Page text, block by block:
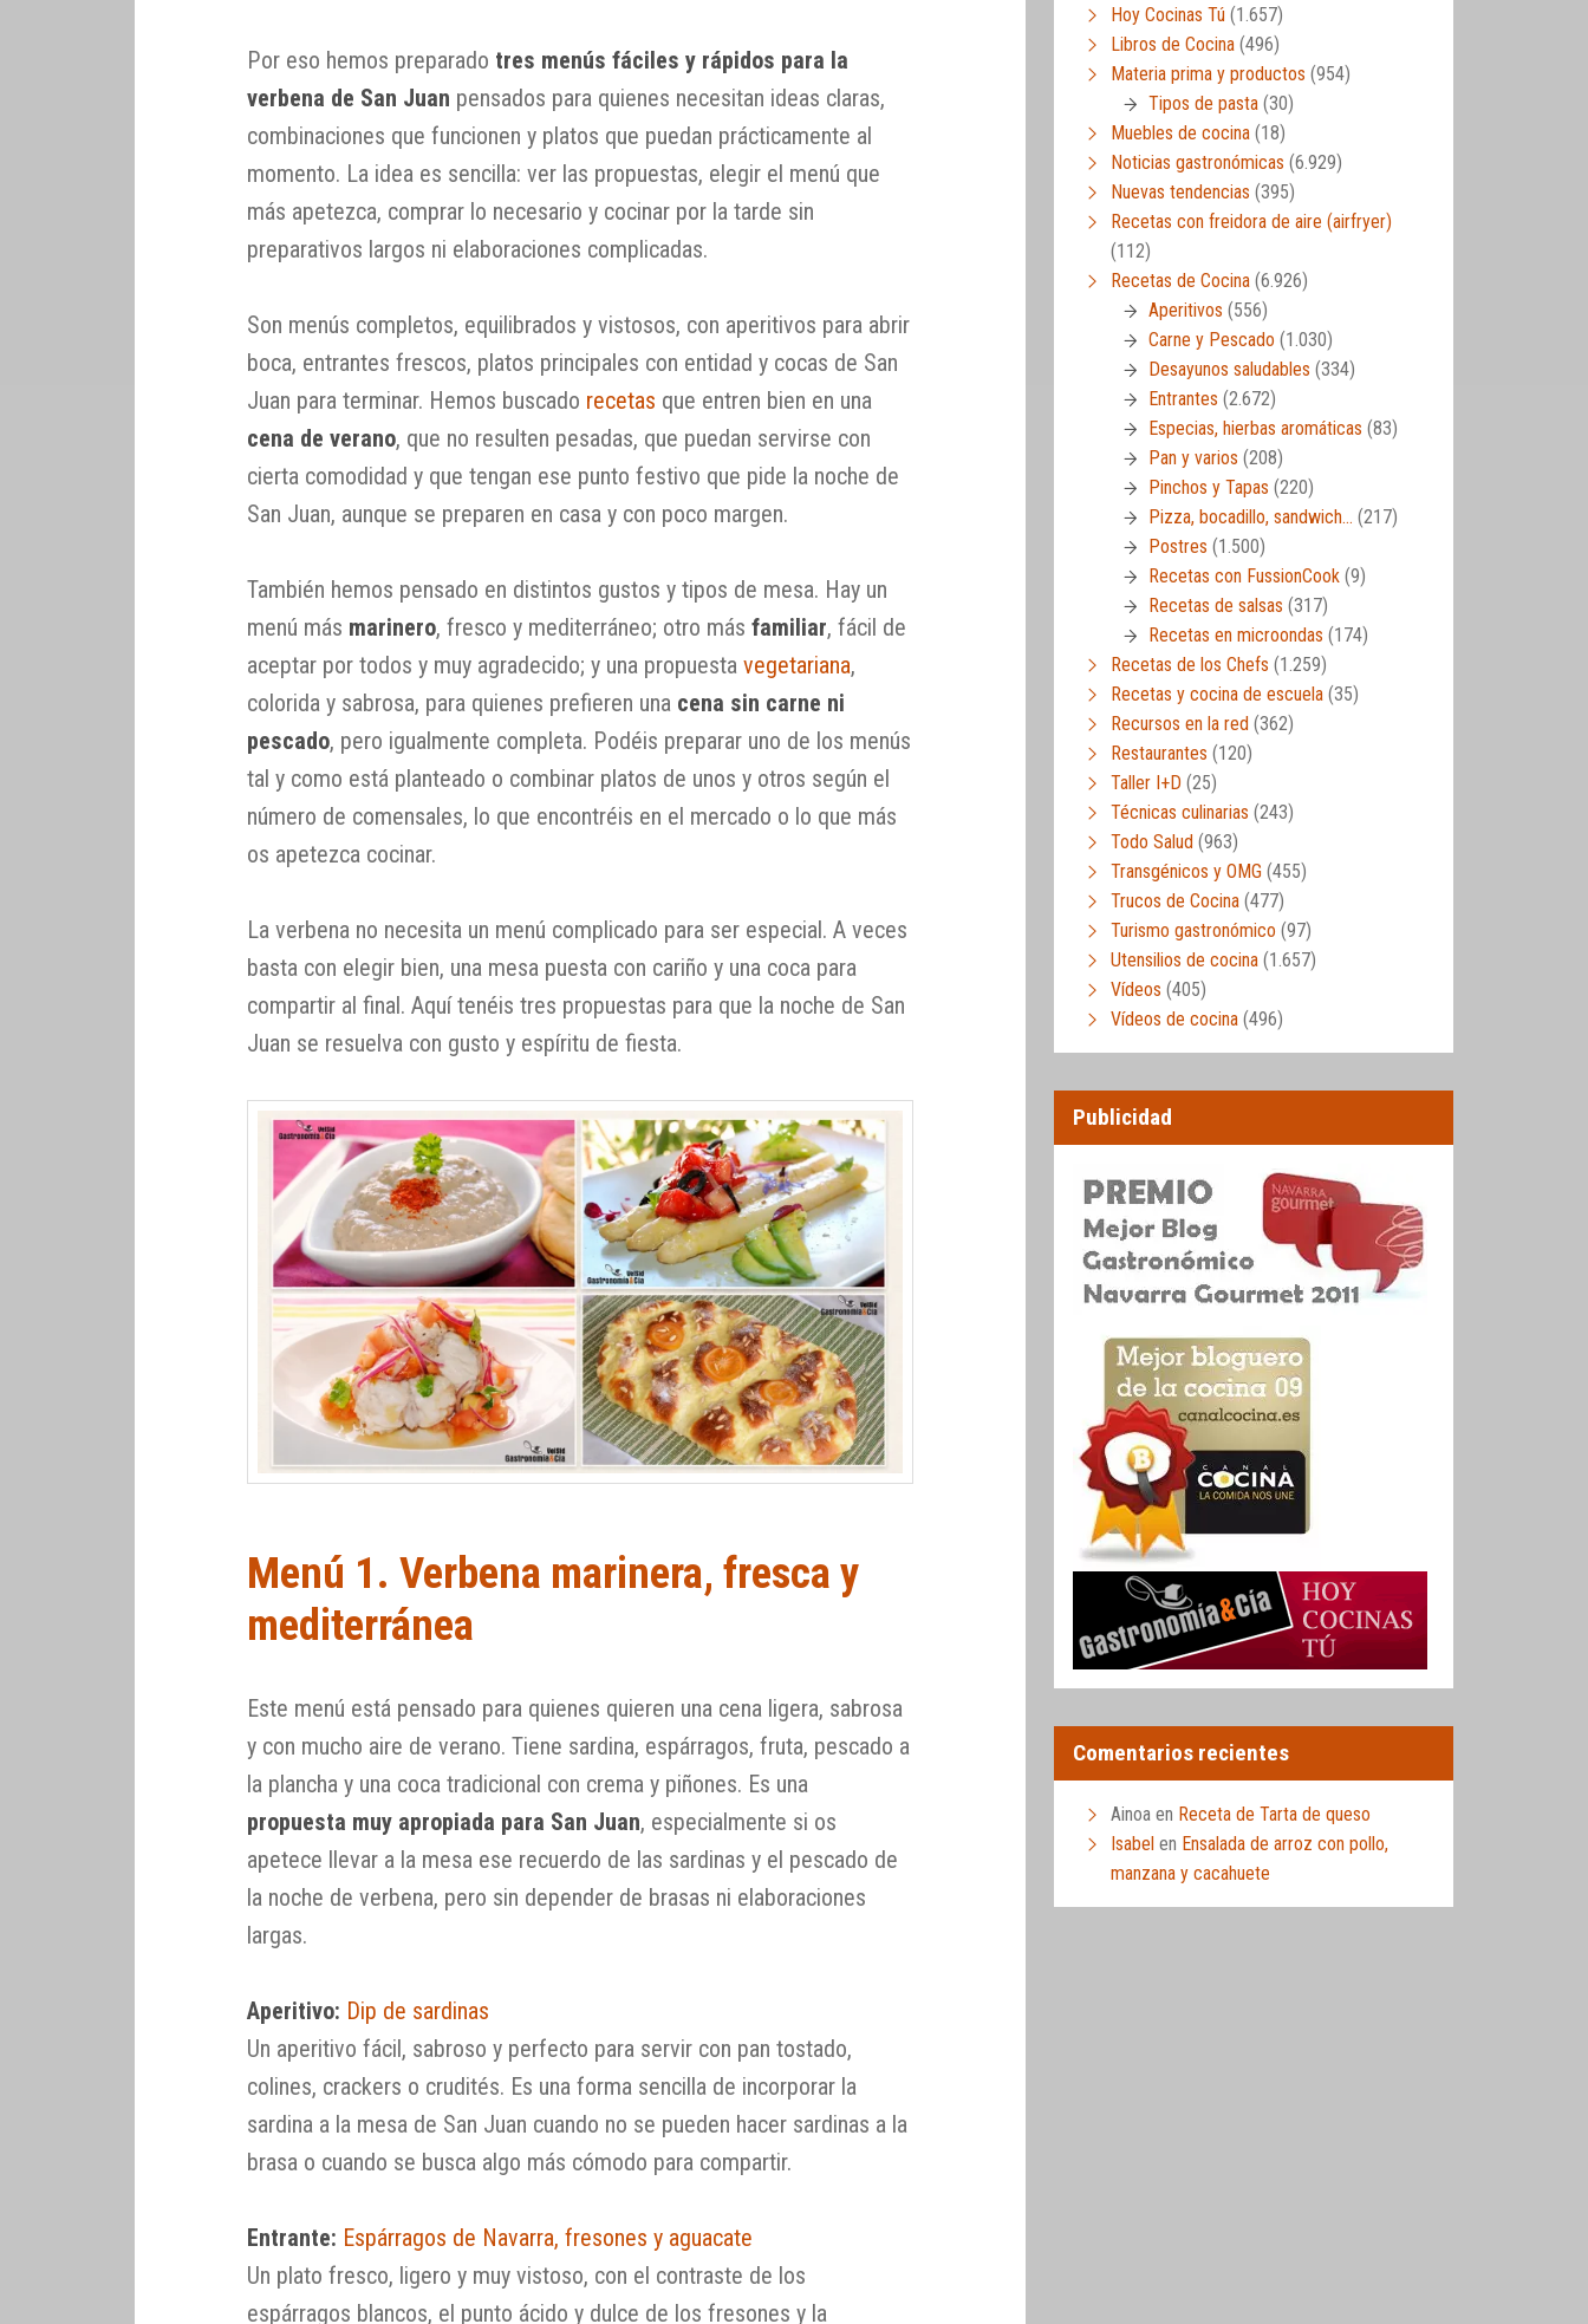
Por eso hemos preparado tres menús fáciles y rápidos para la
verbena de San Juan pensados para quienes necesitan ideas claras,
combinaciones que funcionen y platos que puedan prácticamente al
momento. La idea es sencilla: ver las propuestas, elegir el menú que
más apetezca, comprar lo necesario y cocinar por la tarde sin
preparativos largos ni elaboraciones complicadas.
Son menús completos, equilibrados y vistosos, con aperitivos para abrir
boca, entrantes frescos, platos principales con entidad y cocas de San
Juan para terminar. Hemos buscado recetas que entren bien en una
cena de verano, que no resulten pesadas, que puedan servirse con
cierta comodidad y que tengan ese punto festivo que pide la noche de
San Juan, aunque se preparen en casa y con poco margen.
También hemos pensado en distintos gustos y tipos de mesa. Hay un
menú más marinero, fresco y mediterráneo; otro másfamiliar, fácil de
aceptar por todos y muy agradecido; y una propuestavegetariana,
colorida y sabrosa, para quienes prefieren una cena sin carne ni
pescado, pero igualmente completa. Podéis preparar uno de los menús
tal y como está planteado o combinar platos de unos y otros según el
número de comensales, lo que encontréis en el mercado o lo que más
os apetezca cocinar.
La verbena no necesita un menú complicado para ser especial. A veces
basta con elegir bien, una mesa puesta con cariño y una coca para
compartir al final. Aquí tenéis tres propuestas para que la noche de San
Juan se resuelva con gusto y espíritu de fiesta.
Menú 1. Verbena marinera, fresca y
mediterránea
Este menú está pensado para quienes quieren una cena ligera, sabrosa
y con mucho aire de verano. Tiene sardina, espárragos, fruta, pescado a
la plancha y una coca tradicional con crema y piñones. Es una
propuesta muy apropiada para San Juan, especialmente si os
apetece llevar a la mesa ese recuerdo de las sardinas y el pescado de
la noche de verbena, pero sin depender de brasas ni elaboraciones
largas.
Aperitivo: Dip de sardinas
Un aperitivo fácil, sabroso y perfecto para servir con pan tostado,
colines, crackers o crudités. Es una forma sencilla de incorporar la
sardina a la mesa de San Juan cuando no se pueden hacer sardinas a la
brasa o cuando se busca algo más cómodo para compartir.
Entrante: Espárragos de Navarra, fresones y aguacate
Un plato fresco, ligero y muy vistoso, con el contraste de los
espárragos blancos, el punto ácido y dulce de los fresones y la
Hoy Cocinas Tú (1.657)
Libros de Cocina (496)
Materia prima y productos (954)
Tipos de pasta (30)
Muebles de cocina (18)
Noticias gastronómicas (6.929)
Nuevas tendencias (395)
Recetas con freidora de aire (airfryer)
(112)
Recetas de Cocina (6.926)
Aperitivos (556)
Carne y Pescado (1.030)
Desayunos saludables (334)
Entrantes (2.672)
Especias, hierbas aromáticas (83)
Pan y varios (208)
Pinchos y Tapas (220)
Pizza, bocadillo, sandwich… (217)
Postres (1.500)
Recetas con FussionCook (9)
Recetas de salsas (317)
Recetas en microondas (174)
Recetas de los Chefs (1.259)
Recetas y cocina de escuela (35)
Recursos en la red (362)
Restaurantes (120)
Taller I+D (25)
Técnicas culinarias (243)
Todo Salud (963)
Transgénicos y OMG (455)
Trucos de Cocina (477)
Turismo gastronómico (97)
Utensilios de cocina (1.657)
Vídeos (405)
Vídeos de cocina (496)
Publicidad
Comentarios recientes
Ainoa en Receta de Tarta de queso
Isabel en Ensalada de arroz con pollo,
manzana y cacahuete